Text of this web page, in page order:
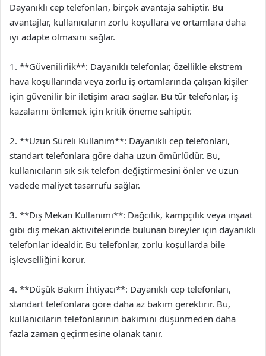
Dayanıklı cep telefonları, birçok avantaja sahiptir. Bu
avantajlar, kullanıcıların zorlu koşullara ve ortamlara daha
iyi adapte olmasını sağlar.
1. **Güvenilirlik**: Dayanıklı telefonlar, özellikle ekstrem
hava koşullarında veya zorlu iş ortamlarında çalışan kişiler
için güvenilir bir iletişim aracı sağlar. Bu tür telefonlar, iş
kazalarını önlemek için kritik öneme sahiptir.
2. **Uzun Süreli Kullanım**: Dayanıklı cep telefonları,
standart telefonlara göre daha uzun ömürlüdür. Bu,
kullanıcıların sık sık telefon değiştirmesini önler ve uzun
vadede maliyet tasarrufu sağlar.
3. **Dış Mekan Kullanımı**: Dağcılık, kampçılık veya inşaat
gibi dış mekan aktivitelerinde bulunan bireyler için dayanıklı
telefonlar idealdir. Bu telefonlar, zorlu koşullarda bile
işlevselliğini korur.
4. **Düşük Bakım İhtiyacı**: Dayanıklı cep telefonları,
standart telefonlara göre daha az bakım gerektirir. Bu,
kullanıcıların telefonlarının bakımını düşünmeden daha
fazla zaman geçirmesine olanak tanır.